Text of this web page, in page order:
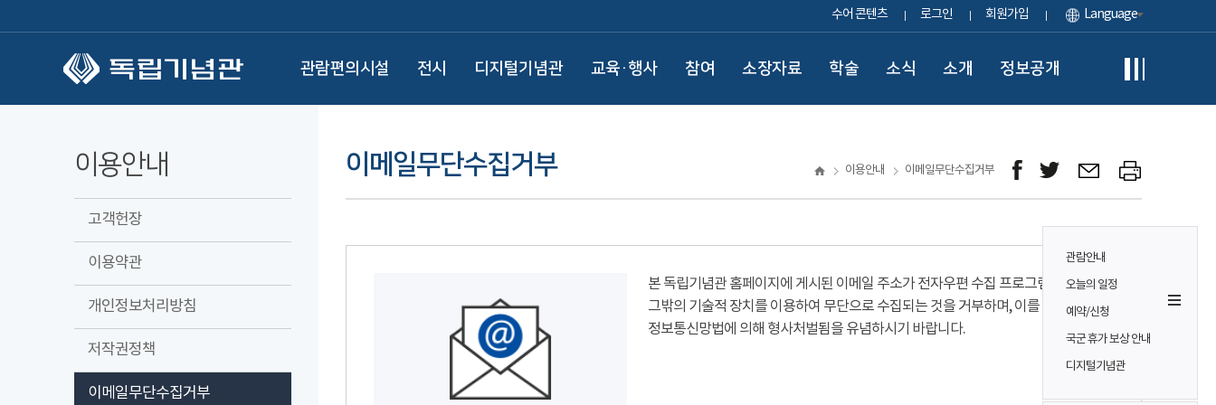
수어 콘텐츠 로그인 회원가입 Language
관람편의시설 전시 디지털기념관 교육·행사 참여 소장자료 학술 소식 소개 정보공개
관람안내
오늘의 일정
예약/신청
국군 휴가 보상 안내
디지털기념관
이용안내
고객헌장
이용약관
개인정보처리방침
저작권정책
이메일무단수집거부
이메일무단수집거부 이용안내 이메일무단수집거부
본 독립기념관 홈페이지에 게시된 이메일 주소가 전자우편 수집 프로그램이나
그밖의 기술적 장치를 이용하여 무단으로 수집되는 것을 거부하며, 이를 위반시
정보통신망법에 의해 형사처벌됨을 유념하시기 바랍니다.